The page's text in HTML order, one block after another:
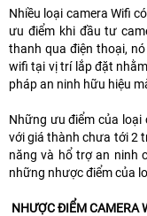
Nhiều loại camera Wifi
ưu điểm khi đầu tư
thanh qua điện thoại,
wifi tại vị trí lắp đặt
pháp an ninh hữu hiệu
Những ưu điểm của loại
với giá thành chưa tới 2
năng và hổ trợ an ninh
những nhược điểm của
NHƯỢC ĐIỂM CAMERA